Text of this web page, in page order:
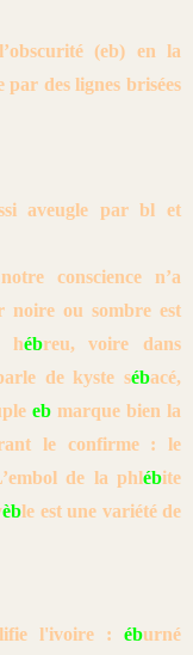
(eb) en la
par des lignes brisées
aveugle par bl et
conscience n’a
noire ou sombre est
hébreu, voire dans
de kyste sébacé,
eb marque bien la
le confirme : le
de la phlébite
èble est une variété de
l'ivoire : éburné